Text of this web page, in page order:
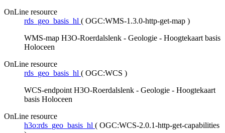
OnLine resource
rds_geo_basis_hl ( OGC:WMS-1.3.0-http-get-map )
WMS-map H3O-Roerdalslenk - Geologie - Hoogtekaart basis
Holoceen
OnLine resource
rds_geo_basis_hl ( OGC:WCS )
WCS-endpoint H3O-Roerdalslenk - Geologie - Hoogtekaart
basis Holoceen
OnLine resource
h3o:rds_geo_basis_hl ( OGC:WCS-2.0.1-http-get-capabilities